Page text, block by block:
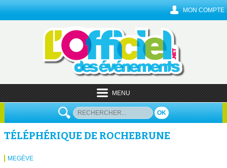
MON COMPTE
MENU
OK
TÉLÉPHÉRIQUE DE ROCHEBRUNE
MEGÈVE